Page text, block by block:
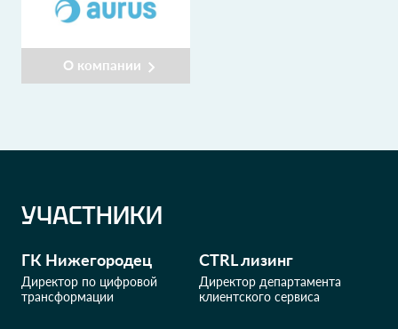
О компании
УЧАСТНИКИ
ГК Нижегородец
Директор по цифровой
трансформации
CTRL лизинг
Директор департамента
клиентского сервиса